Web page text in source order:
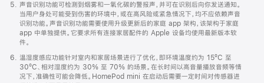
声音识别功能可检测到烟雾和一氧化碳的警报声，并可在识别后向你发送通知。
当用户身处可能受到伤害的环境中，或在高风险或紧急情况下，均不应依赖声音
识别功能。声音识别功能需要使用升级更新后的家庭 app 架构，该架构于家庭
app 中单独提供。它要求所有连接家居配件的 Apple 设备均使用最新版本软
件。
温湿度感应功能针对室内和家居场景进行了优化，即环境温度约为 15ºC 至
30ºC、相对湿度约为 30% 至 70% 的场景。在长时间以高音量播放音频等情
况下，准确性可能会降低。HomePod mini 在启动后需要一定时间对传感器进